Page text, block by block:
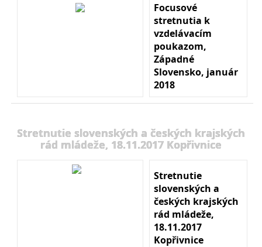
Focusové
stretnutia k
vzdelávacím
poukazom,
Západné
Slovensko, január
2018
Stretnutie slovenských a českých krajských
rád mládeže, 18.11.2017 Kopřivnice
Stretnutie
slovenských a
českých krajských
rád mládeže,
18.11.2017
Kopřivnice